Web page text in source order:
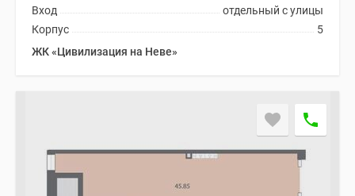
отдельный с улицы
Вход
5
Корпус
ЖК «Цивилизация на Неве»